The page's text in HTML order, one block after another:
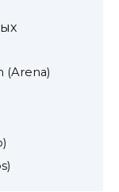
(Arena)